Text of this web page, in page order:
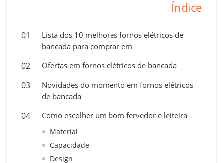
Índice
Lista dos 10 melhores fornos elétricos de
bancada para comprar em
Ofertas em fornos elétricos de bancada
Novidades do momento em fornos elétricos
de bancada
Como escolher um bom fervedor e leiteira
Material
Capacidade
Design